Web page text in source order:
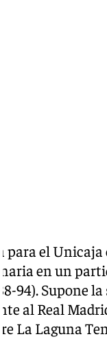
para el
en un
94). Supone
al Real
La Laguna